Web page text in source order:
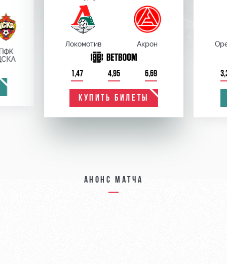
Локомотив Акрон
1,47 4,95 6,69
КУПИТЬ БИЛЕТЫ
Анонс матча